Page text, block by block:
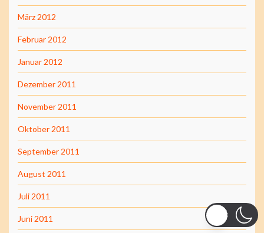
März 2012
Februar 2012
Januar 2012
Dezember 2011
November 2011
Oktober 2011
September 2011
August 2011
Juli 2011
Juni 2011